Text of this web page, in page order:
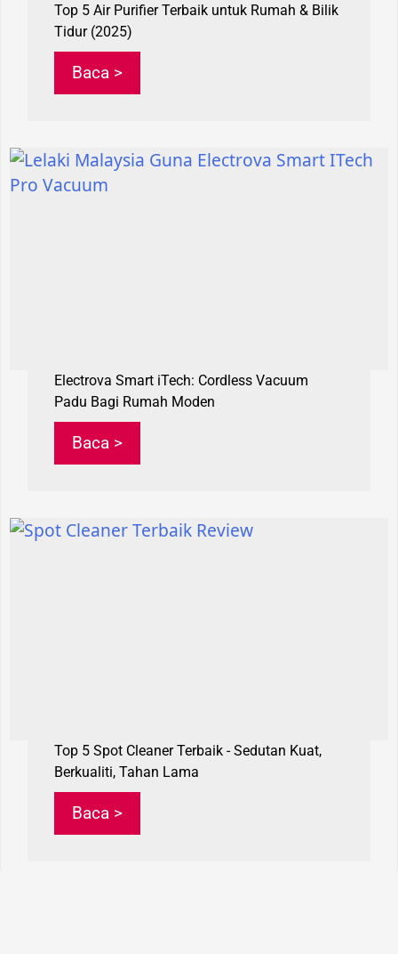
Top 5 Air Purifier Terbaik untuk Rumah & Bilik
Tidur (2025)
Baca >
Electrova Smart iTech: Cordless Vacuum
Padu Bagi Rumah Moden
Baca >
Top 5 Spot Cleaner Terbaik - Sedutan Kuat,
Berkualiti, Tahan Lama
Baca >